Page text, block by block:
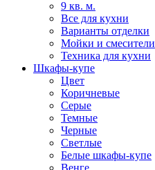
9 кв. м.
Все для кухни
Варианты отделки
Мойки и смесители
Техника для кухни
Шкафы-купе
Цвет
Коричневые
Серые
Темные
Черные
Светлые
Белые шкафы-купе
Венге